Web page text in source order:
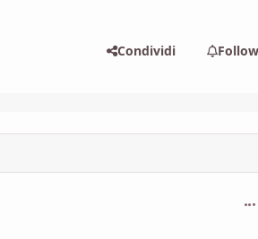
Condividi